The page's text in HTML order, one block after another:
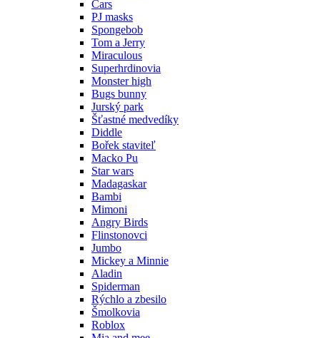
Cars
PJ masks
Spongebob
Tom a Jerry
Miraculous
Superhrdinovia
Monster high
Bugs bunny
Jurský park
Šťastné medvedíky
Diddle
Bořek staviteľ
Macko Pu
Star wars
Madagaskar
Bambi
Mimoni
Angry Birds
Flinstonovci
Jumbo
Mickey a Minnie
Aladin
Spiderman
Rýchlo a zbesilo
Šmolkovia
Roblox